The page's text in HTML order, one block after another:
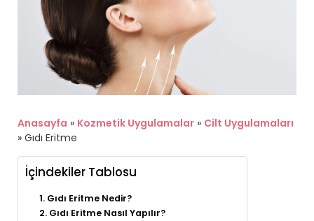
Anasayfa » Kozmetik Uygulamalar » Cilt Uygulamaları
» Gıdı Eritme
İçindekiler Tablosu
Gıdı Eritme Nedir?
Gıdı Eritme Nasıl Yapılır?